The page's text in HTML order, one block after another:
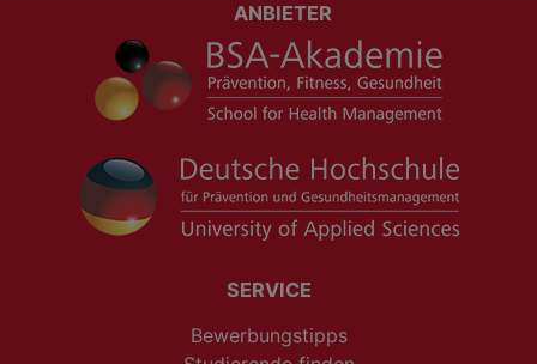
ANBIETER
SERVICE
Bewerbungstipps